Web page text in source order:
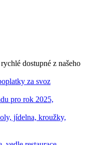
dostupné z našeho
za svoz
pro rok 2025,
jídelna, kroužky,